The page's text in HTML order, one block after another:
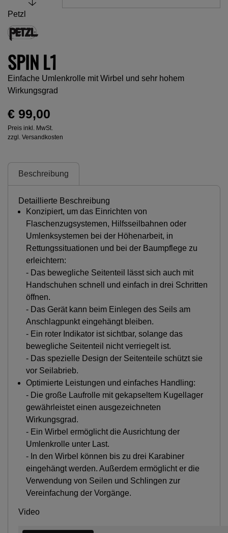
Petzl
SPIN L1
Einfache Umlenkrolle mit Wirbel und sehr hohem
Wirkungsgrad
€ 99,00
Preis inkl. MwSt.
zzgl. Versandkosten
Beschreibung
Detaillierte Beschreibung
Konzipiert, um das Einrichten von
Flaschenzugsystemen, Hilfsseilbahnen oder
Umlenksystemen bei der Höhenarbeit, in
Rettungssituationen und bei der Baumpflege zu
erleichtern:
- Das bewegliche Seitenteil lässt sich auch mit
Handschuhen schnell und einfach in drei Schritten
öffnen.
- Das Gerät kann beim Einlegen des Seils am
Anschlagpunkt eingehängt bleiben.
- Ein roter Indikator ist sichtbar, solange das
bewegliche Seitenteil nicht verriegelt ist.
- Das spezielle Design der Seitenteile schützt sie
vor Seilabrieb.
Optimierte Leistungen und einfaches Handling:
- Die große Laufrolle mit gekapseltem Kugellager
gewährleistet einen ausgezeichneten
Wirkungsgrad.
- Ein Wirbel ermöglicht die Ausrichtung der
Umlenkrolle unter Last.
- In den Wirbel können bis zu drei Karabiner
eingehängt werden. Außerdem ermöglicht er die
Verwendung von Seilen und Schlingen zur
Vereinfachung der Vorgänge.
Video